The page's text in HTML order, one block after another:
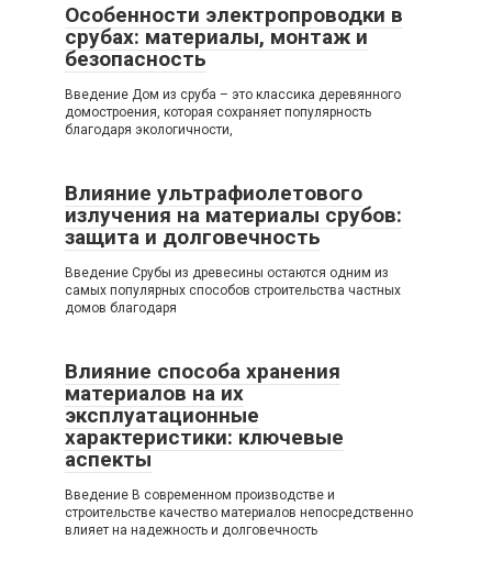
Особенности электропроводки в
срубах: материалы, монтаж и
безопасность
Введение Дом из сруба – это классика деревянного
домостроения, которая сохраняет популярность
благодаря экологичности,
Влияние ультрафиолетового
излучения на материалы срубов:
защита и долговечность
Введение Срубы из древесины остаются одним из
самых популярных способов строительства частных
домов благодаря
Влияние способа хранения
материалов на их
эксплуатационные
характеристики: ключевые
аспекты
Введение В современном производстве и
строительстве качество материалов непосредственно
влияет на надежность и долговечность